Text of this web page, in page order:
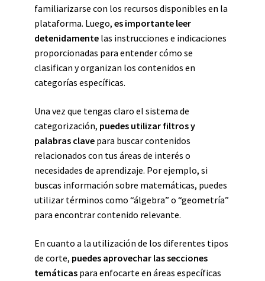
familiarizarse con los recursos disponibles en la
plataforma. Luego, es importante leer
detenidamente las instrucciones e indicaciones
proporcionadas para entender cómo se
clasifican y organizan los contenidos en
categorías específicas.
Una vez que tengas claro el sistema de
categorización, puedes utilizar filtros y
palabras clave para buscar contenidos
relacionados con tus áreas de interés o
necesidades de aprendizaje. Por ejemplo, si
buscas información sobre matemáticas, puedes
utilizar términos como “álgebra” o “geometría”
para encontrar contenido relevante.
En cuanto a la utilización de los diferentes tipos
de corte, puedes aprovechar las secciones
temáticas para enfocarte en áreas específicas